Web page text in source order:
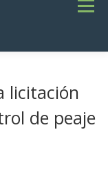
Menú
VIALES
licitación
de peaje